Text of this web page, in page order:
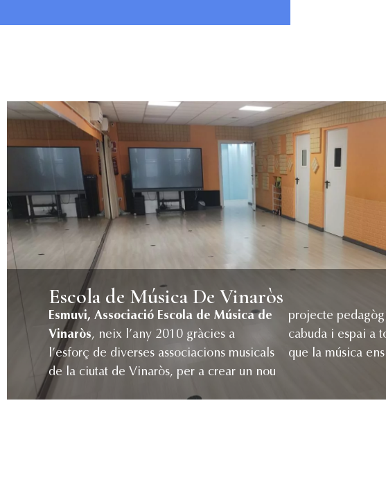
Escola de Música De Vinaròs
Esmuvi, Associació Escola de Música de
Vinaròs, neix l’any 2010 gràcies a
l’esforç de diverses associacions musicals
de la ciutat de Vinaròs, per a crear un nou
projecte
cabuda i espai a tots els diferents àmbits
que la música